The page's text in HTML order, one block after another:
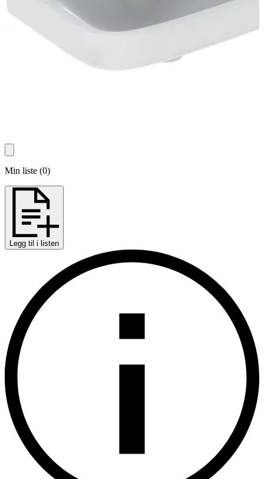
Min liste (0)
Legg til i listen